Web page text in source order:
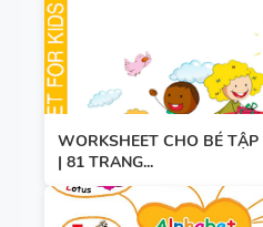
WORKSHEET CHO BÉ
| 81 TRANG...